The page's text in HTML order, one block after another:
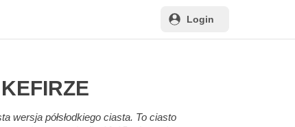
Login
wersja półsłodkiego ciasta. To ciasto